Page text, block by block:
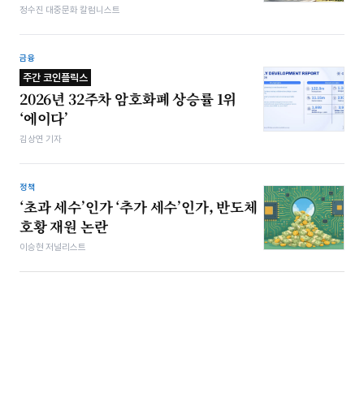
정수진 대중문화 칼럼니스트
금융
주간 코인플릭스
2026년 32주차 암호화폐 상승률 1위
‘에이다’
김상연 기자
정책
‘초과 세수’인가 ‘추가 세수’인가, 반도체
호황 재원 논란
이승현 저널리스트